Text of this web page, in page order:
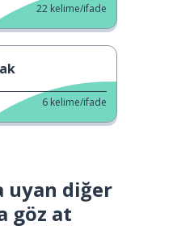
22 kelime/ifade
6 kelime/ifade
uyan diğer
göz at